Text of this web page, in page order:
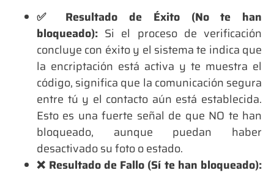
✅ Resultado de Éxito (No te han
bloqueado): Si el proceso de verificación
concluye con éxito y el sistema te indica que
la encriptación está activa y te muestra el
código, significa que la comunicación segura
entre tú y el contacto aún está establecida.
Esto es una fuerte señal de que NO te han
bloqueado, aunque puedan haber
desactivado su foto o estado.
❌ Resultado de Fallo (Sí te han bloqueado):